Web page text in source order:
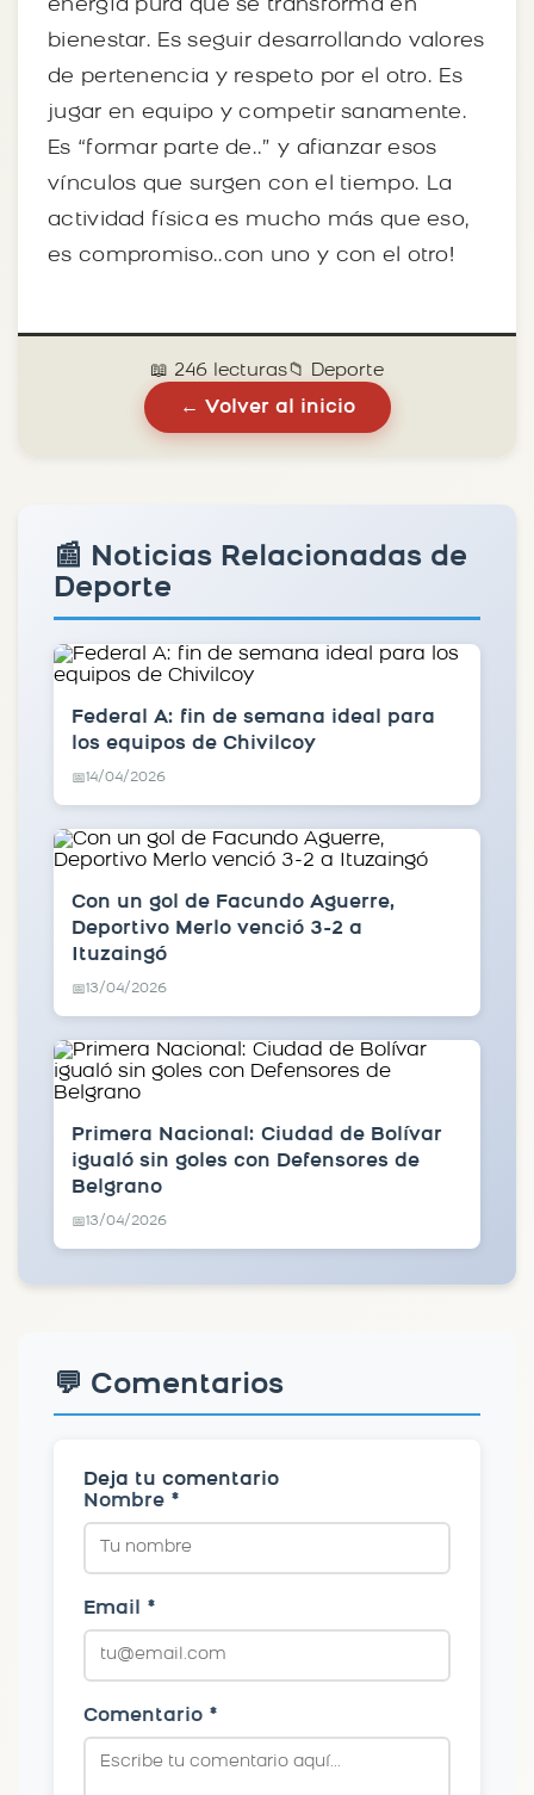
energía pura que se transforma en
bienestar. Es seguir desarrollando valores
de pertenencia y respeto por el otro. Es
jugar en equipo y competir sanamente.
Es “formar parte de..” y afianzar esos
vínculos que surgen con el tiempo. La
actividad física es mucho más que eso,
es compromiso..con uno y con el otro!
📖 246 lecturas📁 Deporte
← Volver al inicio
📰 Noticias Relacionadas de
Deporte
Federal A: fin de semana ideal para
los equipos de Chivilcoy
📅14/04/2026
Con un gol de Facundo Aguerre,
Deportivo Merlo venció 3-2 a
Ituzaingó
📅13/04/2026
Primera Nacional: Ciudad de Bolívar
igualó sin goles con Defensores de
Belgrano
📅13/04/2026
💬 Comentarios
Deja tu comentario
Nombre *
Email *
Comentario *